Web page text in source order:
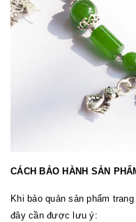
CÁCH BẢO HÀNH SẢN
Khi bảo quản sản phẩm
đây cần được lưu ý: